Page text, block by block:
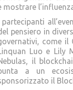
mostrare
partecipanti
pensiero in
come il
Luo e Lily
il
a un
il